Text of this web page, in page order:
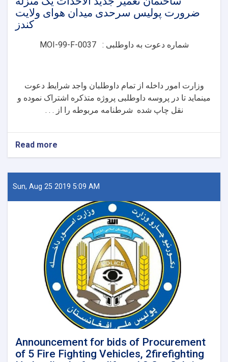
ضرورت پولیس سرحدی میدان هوای ولایت
کندز
شماره دعوت به داوطلبی :
MOI-99-F-0037
وزارت امور داخله از تمام داوطلبان واجد شرایط دعوت
مینماید تا در پروسه داوطلبی پروژه متذکره اشتراک نموده و
نقل چاپ شده شرطنامه مربوطه را از . . .
Read more
جدید
الاحداث
ضرورت
پولیس
سرحدی
میدان
هوای
ولایت
کندز
Sun, Aug 25 2019 5:09 AM
Announcement for bids of Procurement
of 5 Fire Fighting Vehicles, 2firefighting